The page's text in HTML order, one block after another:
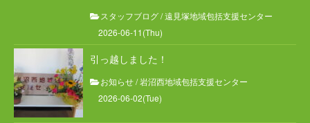
スタッフブログ/遠見塚地域包括支援センター
2026-06-11(Thu)
引っ越しました！
お知らせ/岩沼西地域包括支援センター
2026-06-02(Tue)
居宅介護支援
地域包括支援センター
スタッフブログ